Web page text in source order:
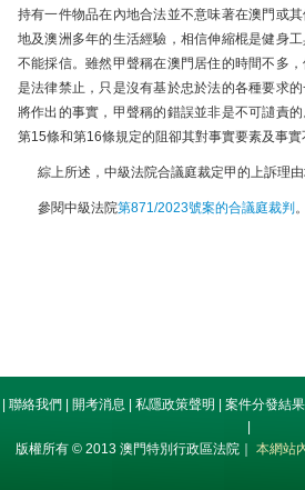
持有一件物品在內地合法並不意味著在澳門或
地及澳洲多年的生活經驗，相信伸縮棍是健身
不能採信。雖然甲聲稱在澳門居住的時間不多
是法律禁止，只是沒有基於忠於法的各種要求
將作出的事實，甲聲稱的錯誤並非是不可讉責的
第15條和第16條規定的阻卻其對事實要素及事實
綜上所述，中級法院合議庭裁定甲的上訴理由
參閱中級法院第871/2023號案的合議庭裁判 。
聯絡我們 開考消息 私隱政策聲明 案件分發結果
版權所有 © 2013 澳門特別行政區法院｜ 本網站